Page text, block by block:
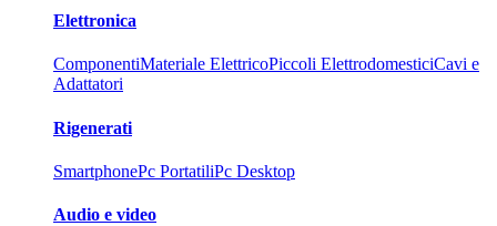
Elettronica
ComponentiMateriale ElettricoPiccoli ElettrodomesticiCavi e
Adattatori
Rigenerati
SmartphonePc PortatiliPc Desktop
Audio e video